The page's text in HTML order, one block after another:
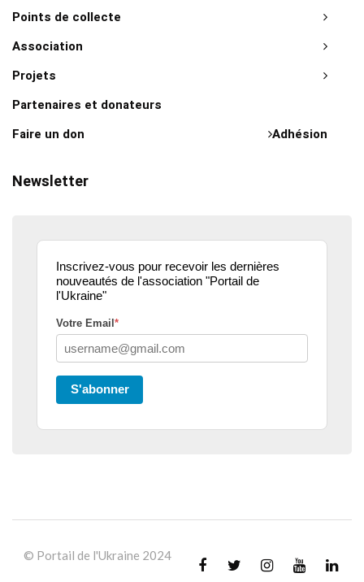
Points de collecte
Association
Projets
Partenaires et donateurs
Adhésion
Faire un don
Newsletter
Inscrivez-vous pour recevoir les dernières
nouveautés de l'association "Portail de
l'Ukraine"
Votre Email *
S'abonner
© Portail de l'Ukraine 2024